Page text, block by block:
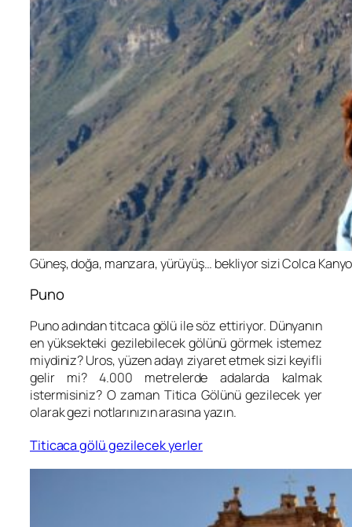
Güneş, doğa, manzara, yürüyüş… bekliyor sizi Colca
Puno
Puno adından titcaca gölü ile söz ettiriyor. Dünyanın
en yüksekteki gezilebilecek gölünü görmek istemez
miydiniz? Uros, yüzen adayı ziyaret etmek sizi keyifli
gelir mi? 4.000 metrelerde adalarda kalmak
istermisiniz? O zaman Titica Gölünü gezilecek yer
olarak gezi notlarınızın arasına yazın.
Titicaca gölü gezilecek yerler